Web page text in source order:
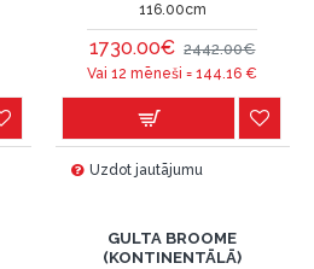
116.00cm
1730.00€ 2442.00€
Vai 12 mēneši =144.16 €
Uzdot jautājumu
GULTA BROOME
(KONTINENTĀLĀ)